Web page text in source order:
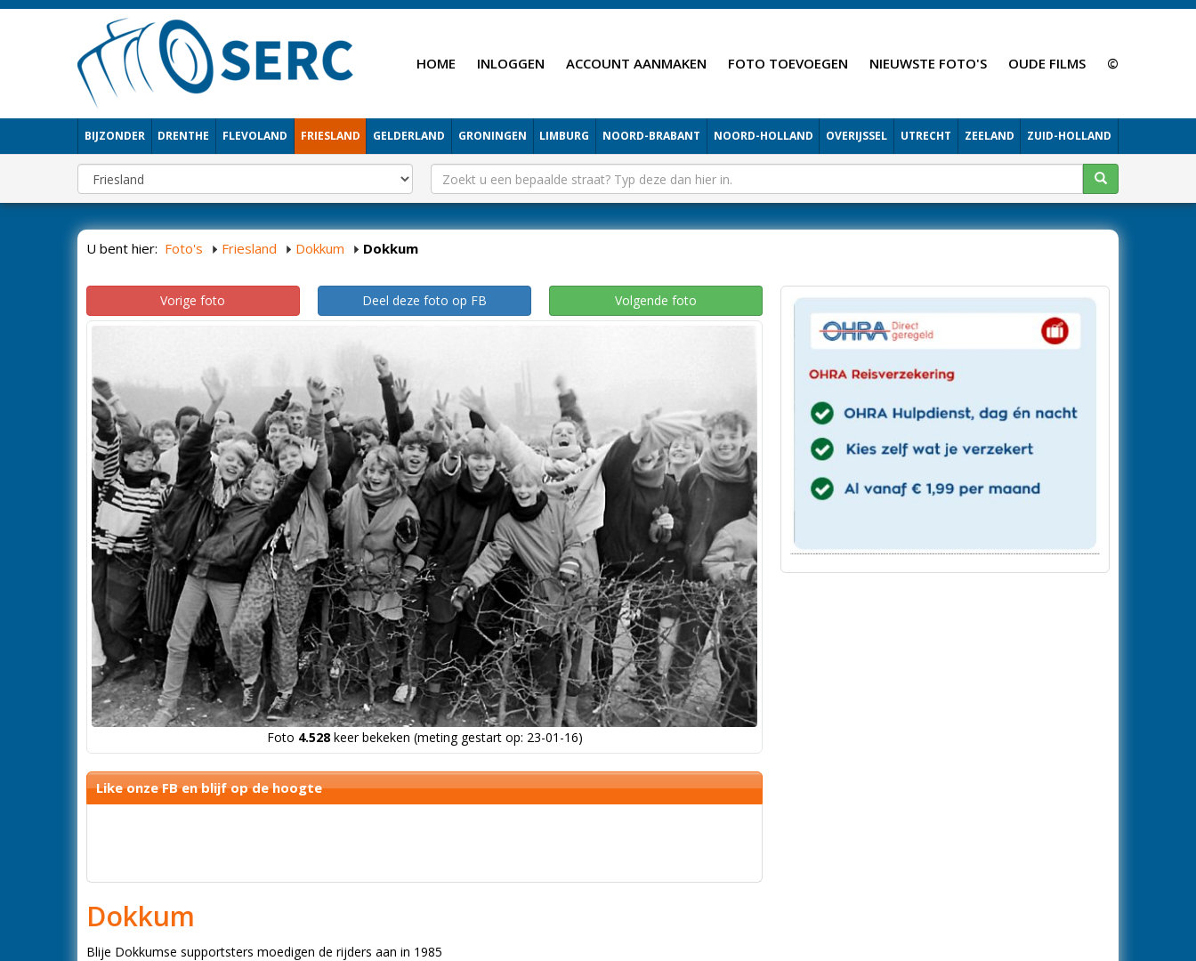
HOME INLOGGEN ACCOUNT AANMAKEN FOTO TOEVOEGEN NIEUWSTE FOTO'S OUDE FILMS ©
BIJZONDER DRENTHE FLEVOLAND FRIESLAND GELDERLAND GRONINGEN LIMBURG NOORD-BRABANT NOORD-HOLLAND OVERIJSSEL UTRECHT ZEELAND ZUID-HOLLAND
U bent hier: Foto's Friesland Dokkum Dokkum
Vorige foto Deel deze foto op FB Volgende foto
Foto 4.528keer bekeken (meting gestart op: 23-01-16)
Like onze FB en blijf op de hoogte
Dokkum
Blije Dokkumse supportsters moedigen de rijders aan in 1985